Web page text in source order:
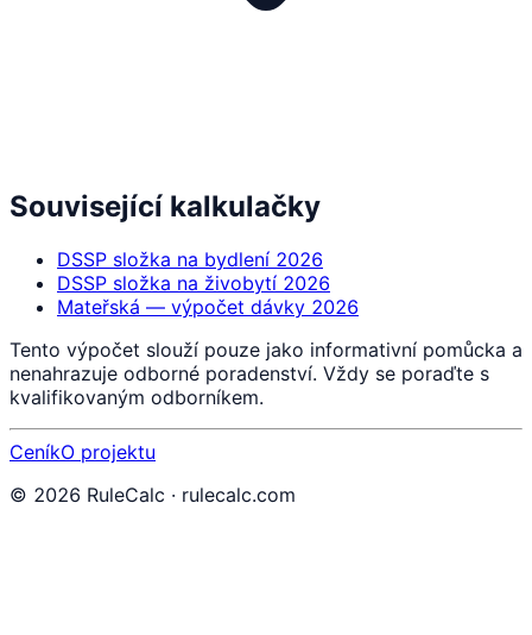
Související kalkulačky
DSSP složka na bydlení 2026
DSSP složka na živobytí 2026
Mateřská — výpočet dávky 2026
Tento výpočet slouží pouze jako informativní pomůcka a
nenahrazuje odborné poradenství. Vždy se poraďte s
kvalifikovaným odborníkem.
CeníkO projektu
© 2026 RuleCalc · rulecalc.com